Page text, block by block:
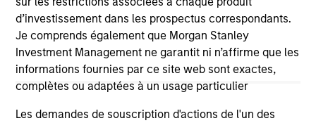
d’investissement dans les prospectus correspondants.
Je comprends également que Morgan Stanley
Investment Management ne garantit ni n’affirme que les
informations fournies par ce site web sont exactes,
complètes ou adaptées à un usage particulier
Les demandes de souscription d'actions de l'un des
links shown here, you agree that you are navigating to a
third party site. We are providing these hyperlinks to you
only as a convenience and the inclusion of any hyperlink is
not and does not imply any endorsement, approval,
investigation, verification or monitoring by us of any
information contained in any hyperlinked site. In no event
shall we be responsible for the information contained on
the site or your use of such site.